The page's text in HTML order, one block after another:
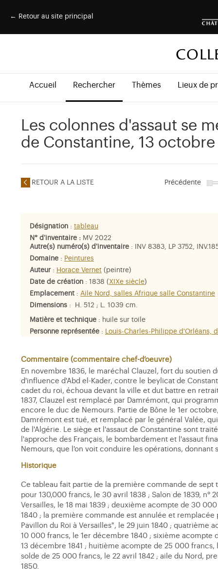
← Retour au site principal
Accueil Rechercher Thèmes Lieux de
Les colonnes d'assaut se
de Constantine, 13 octobre
RETOUR A LA LISTE Précédente
Désignation : tableau
N° d'inventaire : MV 2022
Autre(s) numéro(s) d'inventaire : INV 8383, LP 3752,
Domaine : Peintures
Auteur: Horace Vernet (peintre)
Date de création : 1838 ( XIXe siècle)
Emplacement : Aile Nord, salles Afrique salle Constantine
Dimensions : H. 512 ; L. 1039 cm.
Matière et technique : huile sur toile
Personne représentée : Louis-Charles-Philippe d'Orléans,
de La Moskowa,Édouard-Choubin-Nicéphore-Aimé-
d'Armandy
maréchal des logis Cappetan
Commentaire (commentaire chef-d’oeuvre)
En novembre 1836, le maréchal Clauzel, fort du
d'influence d'Abd el-Kader, contre le beylicat de
cadet du roi, échoua devant la ville et dut battre en
1837, Clauzel est remplacé par Damrémont, qui
encore le duc de Nemours. Partie de Bône le 1er
Damrémont est tué, et remplacé par le général Valée,
de l'Algérie. Le siège et l'assaut de Constantine sont
l'approche des Français, le bombardement et l'assaut
Nemours, que l'on voit conduire les opérations, donnant
Historique
Ce tableau fait partie de la première commande de sept
pour 130,000 francs, le 30 avril 1838 ; Salon de 1839,
Versailles, le 18 mai 1839 ; deuxième acompte de 30
1840 ; la première commande est annulée et
Pavillon du Roi à Versailles", le 29 juin 1840 ;
10 000 francs, le 1er décembre 1840 ; sixième
13 décembre 1841 ; huitième acompte de 25 000
solde de 25 000 francs, le 22 avril 1842 ; aile du Nord,
1850.